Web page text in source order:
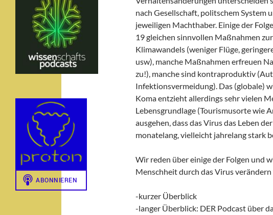
nach Gesellschaft, politschem System
jeweiligen Machthaber. Einige der
19 gleichen sinnvollen Maßnahmen
Klimawandels (weniger Flüge,
usw), manche Maßnahmen erfreuen
zu!), manche sind kontraproduktiv
Infektionsvermeidung). Das (globale)
Koma entzieht allerdings sehr vielen
Lebensgrundlage (Tourismusorte wie
ausgehen, dass das Virus das Leben
monatelang, vielleicht jahrelang stark
Wir reden über einige der Folgen und
Menschheit durch das Virus
-kurzer Überblick
-langer Überblick: DER Podcast über